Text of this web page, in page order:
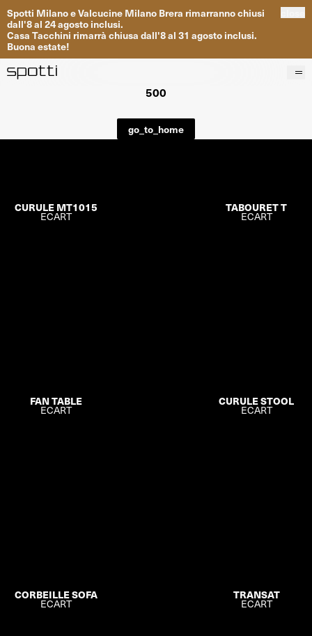
Spotti MilanoeValcucine Milano Brera rimarrannochiusi
dall'8al 24agosto inclusi.
Casa Tacchini rimarrà chiusa dall'8al 31 agosto inclusi.
Buona estate!
Progetti
500
go_to_home
CURULE MT1015
ECART
TABOURET T
ECART
FAN TABLE
ECART
CURULE STOOL
ECART
CORBEILLE SOFA
ECART
TRANSAT
ECART